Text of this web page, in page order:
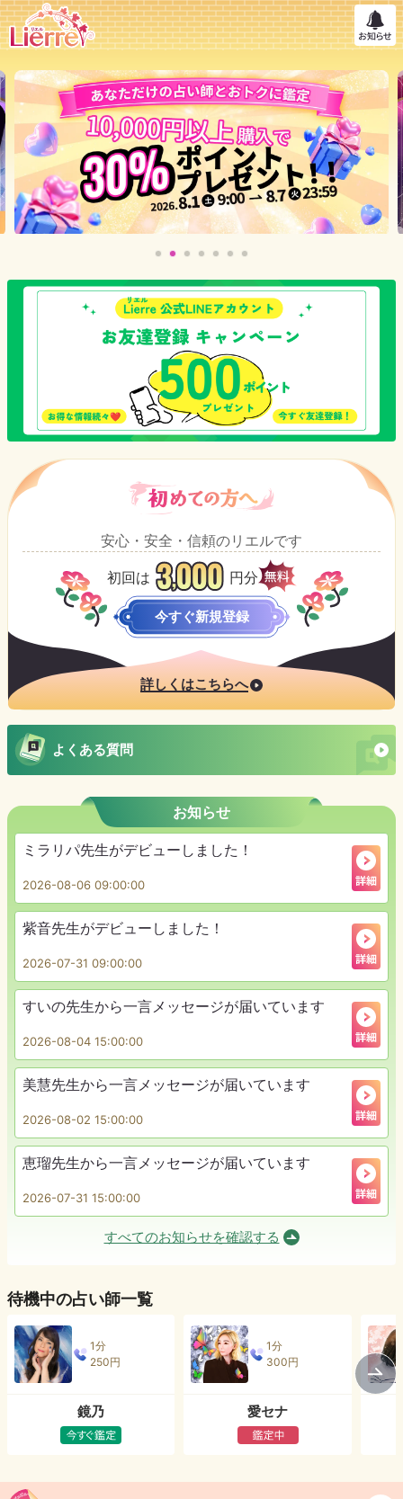
安心・安全・信頼のリエルです
初回は 円分
今すぐ新規登録
詳しくはこちらへ
よくある質問
ミラリパ先生がデビューしました！
2026-08-06 09:00:00
紫音先生がデビューしました！
2026-07-31 09:00:00
すいの先生から一言メッセージが届いています
2026-08-04 15:00:00
美慧先生から一言メッセージが届いています
2026-08-02 15:00:00
恵瑠先生から一言メッセージが届いています
2026-07-31 15:00:00
すべてのお知らせを確認する
お知らせ
待機中の占い師一覧
1分
250円
鏡乃
1分
300円
愛セナ